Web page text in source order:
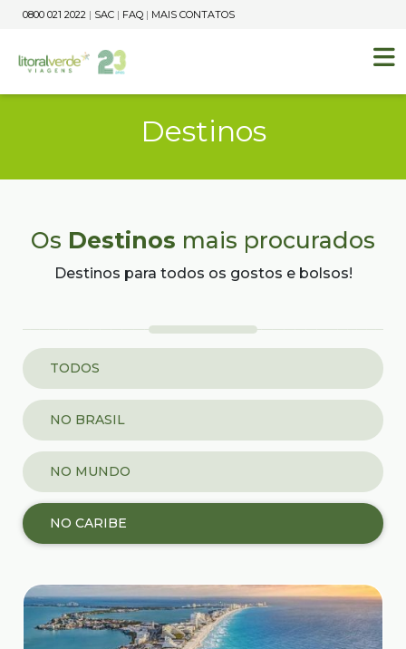
0800 021 2022 | SAC | FAQ | MAIS CONTATOS
Destinos
Os Destinos mais procurados
Destinos para todos os gostos e bolsos!
TODOS
NO BRASIL
NO MUNDO
NO CARIBE